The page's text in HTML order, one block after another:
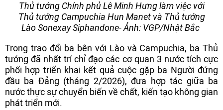
Thủ tướng Chính phủ Lê Minh Hưng làm việc với
Thủ tướng Campuchia Hun Manet và Thủ tướng
Lào Sonexay Siphandone- Ảnh: VGP/Nhật Bắc
Trong trao đổi ba bên với Lào và Campuchia, ba Thủ
tướng đã nhất trí chỉ đạo các cơ quan 3 nước tích cực
phối hợp triển khai kết quả cuộc gặp ba Người đứng
đầu ba Đảng (tháng 2/2026), đưa hợp tác giữa ba
nước thực sự chuyển biến về chất, kiến tạo không gian
phát triển mới.